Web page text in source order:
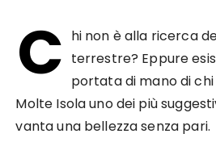
C hi non è alla ricerca
terrestre? Eppure
portata di mano di
Molte Isola uno dei più
vanta una bellezza senza pari.